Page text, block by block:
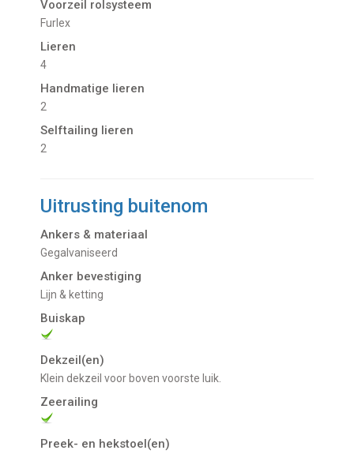
Voorzeil rolsysteem
Furlex
Lieren
4
Handmatige lieren
2
Selftailing lieren
2
Uitrusting buitenom
Ankers & materiaal
Gegalvaniseerd
Anker bevestiging
Lijn & ketting
Buiskap
Dekzeil(en)
Klein dekzeil voor boven voorste luik.
Zeerailing
Preek- en hekstoel(en)